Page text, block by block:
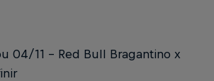
04/11 - Red Bull Bragantino x